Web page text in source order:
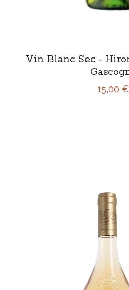
Vin Blanc Sec -
15,00 €